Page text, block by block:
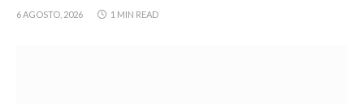
6 AGOSTO, 2026 1 MIN READ